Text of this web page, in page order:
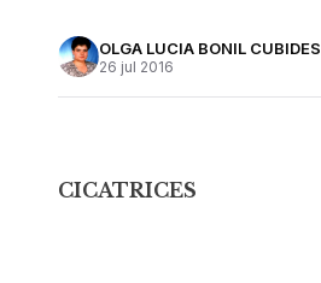
OLGA LUCIA BONIL CUBIDES
26 jul 2016
CICATRICES